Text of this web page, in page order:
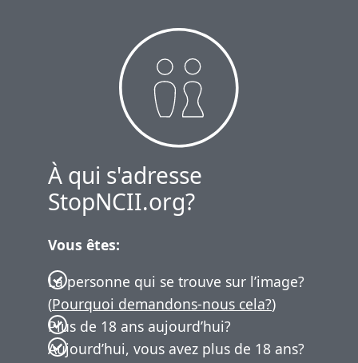
À qui s'adresse
StopNCII.org?
Vous êtes:
La personne qui se trouve sur l’image?
(Pourquoi demandons-nous cela?)
Plus de 18 ans aujourd’hui?
Aujourd’hui, vous avez plus de 18 ans?